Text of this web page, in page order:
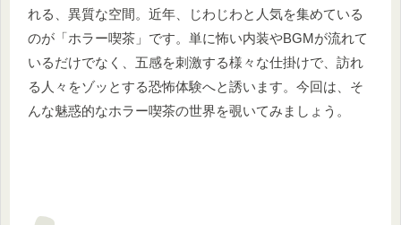
れる、異質な空間。近年、じわじわと人気を集めている
のが「ホラー喫茶」です。単に怖い内装やBGMが流れて
いるだけでなく、五感を刺激する様々な仕掛けで、訪れ
る人々をゾッとする恐怖体験へと誘います。今回は、そ
んな魅惑的なホラー喫茶の世界を覗いてみましょう。